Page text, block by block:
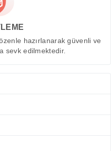
hazırlanarak güvenli ve
sevk edilmektedir.